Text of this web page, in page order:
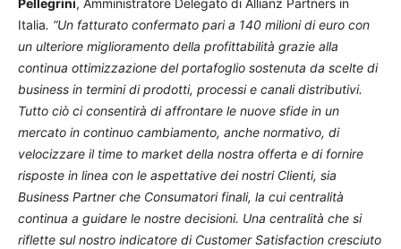
Pellegrini, Amministratore Delegato di Allianz Partners in
Italia. “Un fatturato confermato pari a 140 milioni di euro con
un ulteriore miglioramento della profittabilità grazie alla
continua ottimizzazione del portafoglio sostenuta da scelte di
business in termini di prodotti, processi e canali distributivi.
Tutto ciò ci consentirà di affrontare le nuove sfide in un
mercato in continuo cambiamento, anche normativo, di
velocizzare il time to market della nostra offerta e di fornire
risposte in linea con le aspettative dei nostri Clienti, sia
Business Partner che Consumatori finali, la cui centralità
continua a guidare le nostre decisioni. Una centralità che si
riflette sulnostro indicatore di Customer Satisfaction cresciuto